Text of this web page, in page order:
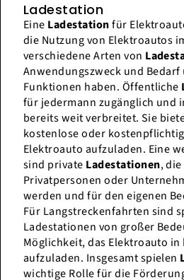
Ladestation
Eine Ladestationfür
die Nutzung von Elektroautos
verschiedene Arten von
Anwendungszweck und
Funktionen haben. Öffentliche
für jedermann zugänglich und
bereits weit verbreitet. Sie
kostenlose oder
Elektroauto aufzuladen. Eine
sind private Ladestationen,
Privatpersonen oder
werden und für den eigenen
Für Langstreckenfahrten sind
Ladestationen von großer
Möglichkeit, das Elektroauto
aufzuladen. Insgesamt spielen
wichtige Rolle für die